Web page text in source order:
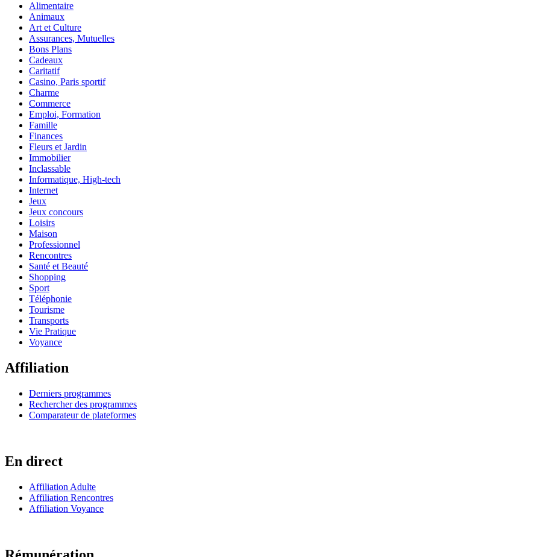
Alimentaire
Animaux
Art et Culture
Assurances, Mutuelles
Bons Plans
Cadeaux
Caritatif
Casino, Paris sportif
Charme
Commerce
Emploi, Formation
Famille
Finances
Fleurs et Jardin
Immobilier
Inclassable
Informatique, High-tech
Internet
Jeux
Jeux concours
Loisirs
Maison
Professionnel
Rencontres
Santé et Beauté
Shopping
Sport
Téléphonie
Tourisme
Transports
Vie Pratique
Voyance
Affiliation
Derniers programmes
Rechercher des programmes
Comparateur de plateformes
En direct
Affiliation Adulte
Affiliation Rencontres
Affiliation Voyance